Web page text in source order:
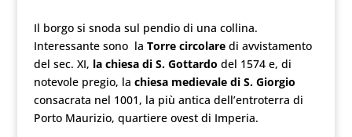
Il borgo si snoda sul pendio di una collina.
Interessante sono la Torre circolaredi avvistamento
del sec. XI, la chiesa di S. Gottardo del 1574 e, di
notevole pregio, la chiesa medievale di S. Giorgio
consacrata nel 1001, la più antica dell’entroterra di
Porto Maurizio, quartiere ovest di Imperia.